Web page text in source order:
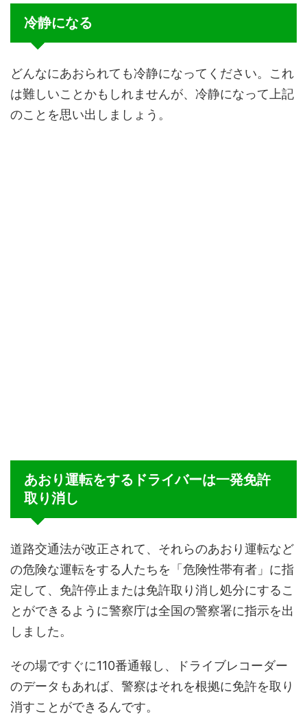
冷静になる
どんなにあおられても冷静になってください。これ
は難しいことかもしれませんが、冷静になって上記
のことを思い出しましょう。
あおり運転をするドライバーは一発免許
取り消し
道路交通法が改正されて、それらのあおり運転など
の危険な運転をする人たちを「危険性帯有者」に指
定して、免許停止または免許取り消し処分にするこ
とができるように警察庁は全国の警察署に指示を出
しました。
その場ですぐに110番通報し、ドライブレコーダー
のデータもあれば、警察はそれを根拠に免許を取り
消すことができるんです。